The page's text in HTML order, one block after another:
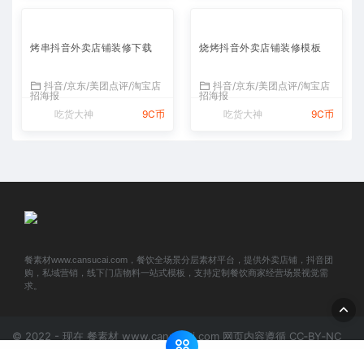
烤串抖音外卖店铺装修下载
抖音/京东/美团点评/淘宝店
招海报
吃货大神
9C币
烧烤抖音外卖店铺装修模板
抖音/京东/美团点评/淘宝店
招海报
吃货大神
9C币
餐素材www.cansucai.com，餐饮全场景分层素材平台，提供外卖店铺，抖音团
购，私域营销，线下门店物料一站式模板，支持定制餐饮商家经营场景视觉需
求。
© 2022 - 现在 餐素材 www.cansucai.com 网页内容遵循 CC‑BY‑NC